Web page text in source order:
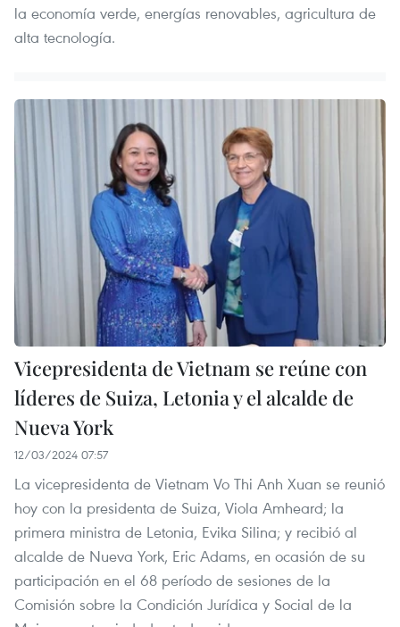
la economía verde, energías renovables, agricultura de
alta tecnología.
Vicepresidenta de Vietnam se reúne con
líderes de Suiza, Letonia y el alcalde de
Nueva York
12/03/2024 07:57
La vicepresidenta de Vietnam Vo Thi Anh Xuan se reunió
hoy con la presidenta de Suiza, Viola Amheard; la
primera ministra de Letonia, Evika Silina; y recibió al
alcalde de Nueva York, Eric Adams, en ocasión de su
participación en el 68 período de sesiones de la
Comisión sobre la Condición Jurídica y Social de la